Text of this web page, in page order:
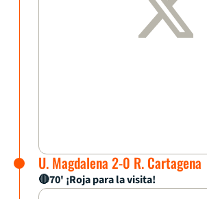
U. Magdalena 2-0 R. Cartagena
🔴70' ¡Roja para la visita!